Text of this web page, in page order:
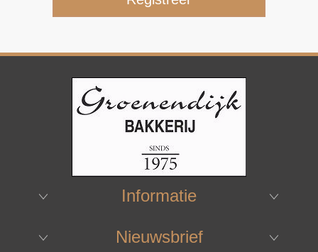
Informatie
Nieuwsbrief